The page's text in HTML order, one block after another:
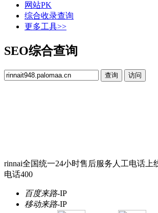
网站PK
综合收录查询
更多工具>>
SEO综合查询
rinnai全国统一24小时售后服务人工电话上
电话400
百度来路-IP
移动来路-IP